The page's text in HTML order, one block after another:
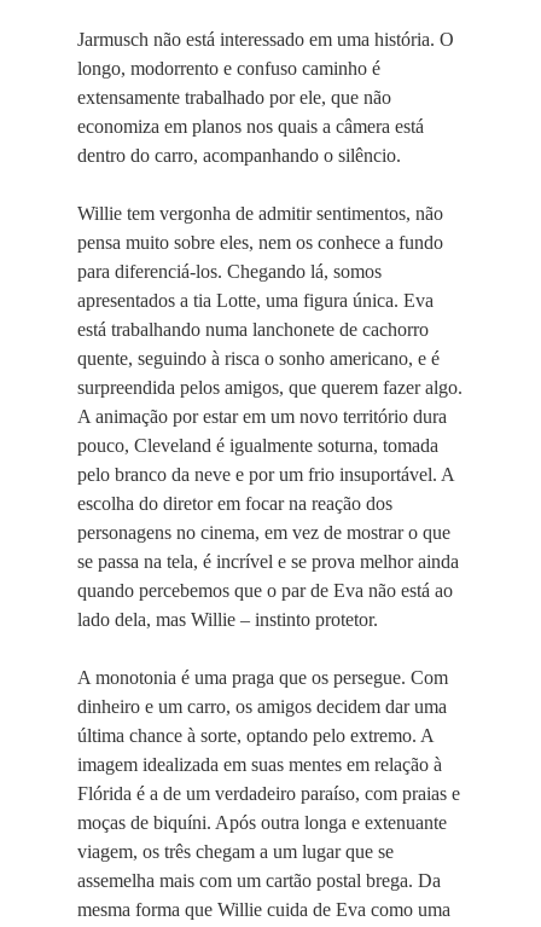
Jarmusch não está interessado em uma história. O
longo, modorrento e confuso caminho é
extensamente trabalhado por ele, que não
economiza em planos nos quais a câmera está
dentro do carro, acompanhando o silêncio.
Willie tem vergonha de admitir sentimentos, não
pensa muito sobre eles, nem os conhece a fundo
para diferenciá-los. Chegando lá, somos
apresentados a tia Lotte, uma figura única. Eva
está trabalhando numa lanchonete de cachorro
quente, seguindo à risca o sonho americano, e é
surpreendida pelos amigos, que querem fazer algo.
A animação por estar em um novo território dura
pouco, Cleveland é igualmente soturna, tomada
pelo branco da neve e por um frio insuportável. A
escolha do diretor em focar na reação dos
personagens no cinema, em vez de mostrar o que
se passa na tela, é incrível e se prova melhor ainda
quando percebemos que o par de Eva não está ao
lado dela, mas Willie – instinto protetor.
A monotonia é uma praga que os persegue. Com
dinheiro e um carro, os amigos decidem dar uma
última chance à sorte, optando pelo extremo. A
imagem idealizada em suas mentes em relação à
Flórida é a de um verdadeiro paraíso, com praias e
moças de biquíni. Após outra longa e extenuante
viagem, os três chegam a um lugar que se
assemelha mais com um cartão postal brega. Da
mesma forma que Willie cuida de Eva como uma